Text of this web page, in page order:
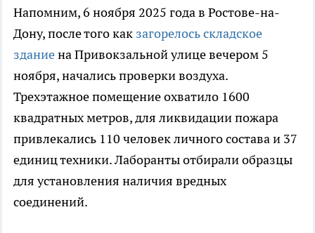
Напомним, 6 ноября 2025 года в Ростове-на-
Дону, после того как загорелось складское
зданиена Привокзальной улице вечером 5
ноября, начались проверки воздуха.
Трехэтажное помещение охватило 1600
квадратных метров, для ликвидации пожара
привлекались 110 человек личного состава и 37
единиц техники. Лаборанты отбирали образцы
для установления наличия вредных
соединений.